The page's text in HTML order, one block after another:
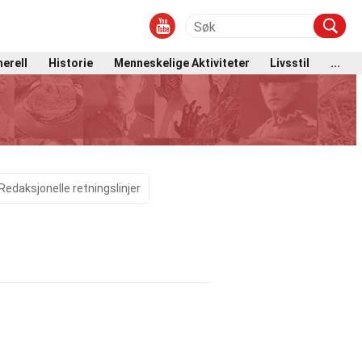
Historie Menneskelige Aktiviteter Livsstil ...
retningslinjer